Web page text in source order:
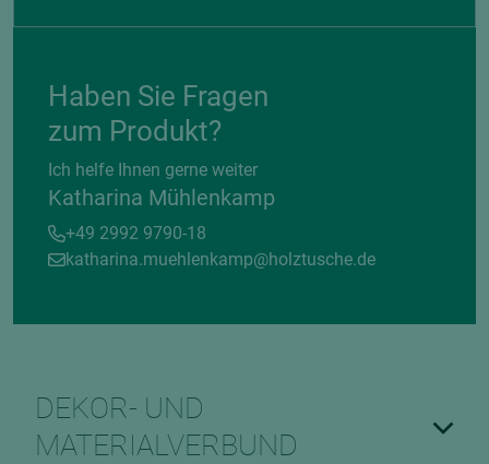
Haben Sie Fragen
zum Produkt?
Ich helfe Ihnen gerne weiter
Katharina Mühlenkamp
+49 2992 9790-18
katharina.muehlenkamp@holztusche.de
DEKOR- UND
MATERIALVERBUND